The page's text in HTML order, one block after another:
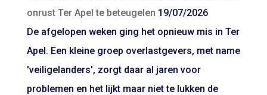
onrust Ter Apel te beteugelen 19/07/2026
De afgelopen weken ging het opnieuw mis in Ter
Apel. Een kleine groep overlastgevers, met name
'veiligelanders', zorgt daar al jaren voor
problemen en het lijkt maar niet te lukken de